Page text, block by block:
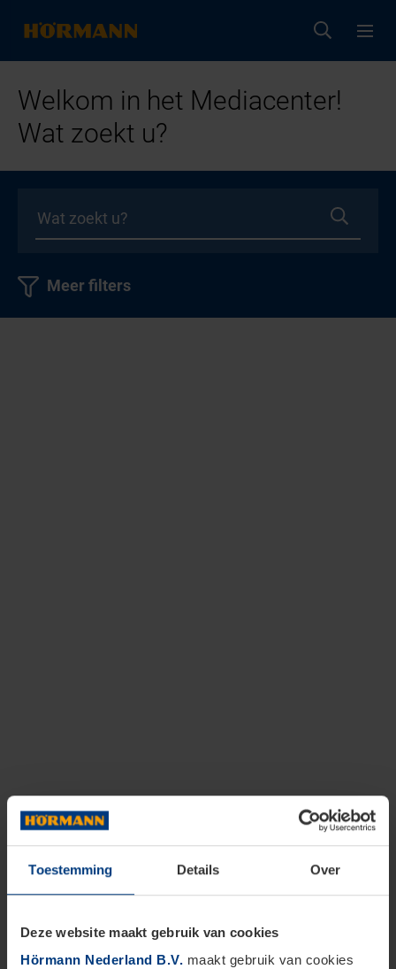
Toestemming Details Over
Deze website maakt gebruik van cookies
Hörmann Nederland B.V. maakt gebruik van cookies
Welkom in het Mediacenter!
Wat zoekt u?
Meer filters